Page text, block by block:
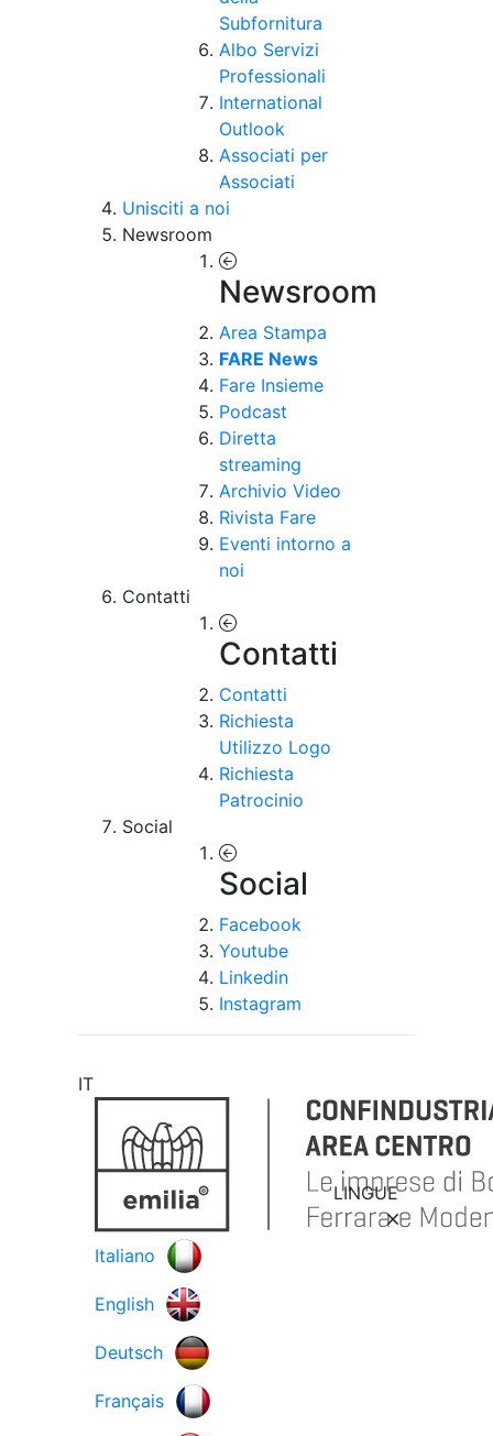
Subfornitura
Albo Servizi
Professionali
International
Outlook
Associati per
Associati
Unisciti a noi
Newsroom
Newsroom
Area Stampa
FARE News
Fare Insieme
Podcast
Diretta
streaming
Archivio Video
Rivista Fare
Eventi intorno a
noi
Contatti
Contatti
Contatti
Richiesta
Utilizzo Logo
Richiesta
Patrocinio
Social
Social
Facebook
Youtube
Linkedin
Instagram
IT
LINGUE
Italiano
English
Deutsch
Français